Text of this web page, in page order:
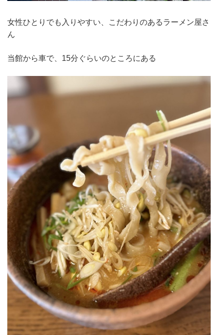
女性ひとりでも入りやすい、こだわりのあるラーメン屋さ
ん
当館から車で、15分ぐらいのところにある